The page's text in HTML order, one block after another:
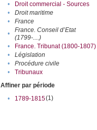
• Droit commercial - Sources
•
Droit maritime
•
France
•
France. Conseil d’Etat
(1799-....)
• France. Tribunat (1800-1807)
•
Législation
•
Procédure civile
•
Tribunaux
Affiner par période
•
1789-1815(1)